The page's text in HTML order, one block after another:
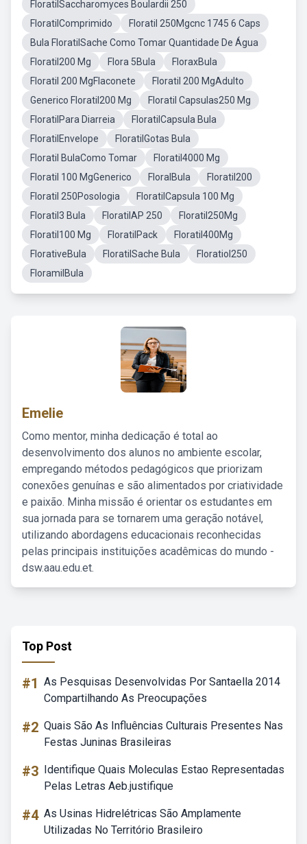
FloratilSaccharomyces Boulardii 250
FloratilComprimido
Floratil 250Mgcnc 1745 6 Caps
Bula FloratilSache Como Tomar Quantidade De Água
Floratil200 Mg
Flora 5Bula
FloraxBula
Floratil 200 MgFlaconete
Floratil 200 MgAdulto
Generico Floratil200 Mg
Floratil Capsulas250 Mg
FloratilPara Diarreia
FloratilCapsula Bula
FloratilEnvelope
FloratilGotas Bula
Floratil BulaComo Tomar
Floratil4000 Mg
Floratil 100 MgGenerico
FloralBula
Floratil200
Floratil 250Posologia
FloratilCapsula 100 Mg
Floratil3 Bula
FloratilAP 250
Floratil250Mg
Floratil100 Mg
FloratilPack
Floratil400Mg
FlorativeBula
FloratilSache Bula
Floratiol250
FloramilBula
Emelie
Como mentor, minha dedicação é total ao
desenvolvimento dos alunos no ambiente escolar,
empregando métodos pedagógicos que priorizam
conexões genuínas e são alimentados por criatividade
e paixão. Minha missão é orientar os estudantes em
sua jornada para se tornarem uma geração notável,
utilizando abordagens educacionais reconhecidas
pelas principais instituições acadêmicas do mundo -
dsw.aau.edu.et.
Top Post
#1 As Pesquisas Desenvolvidas Por Santaella 2014
Compartilhando As Preocupações
#2 Quais São As Influências Culturais Presentes Nas
Festas Juninas Brasileiras
#3 Identifique Quais Moleculas Estao Representadas
Pelas Letras Aeb.justifique
#4 As Usinas Hidrelétricas São Amplamente
Utilizadas No Território Brasileiro